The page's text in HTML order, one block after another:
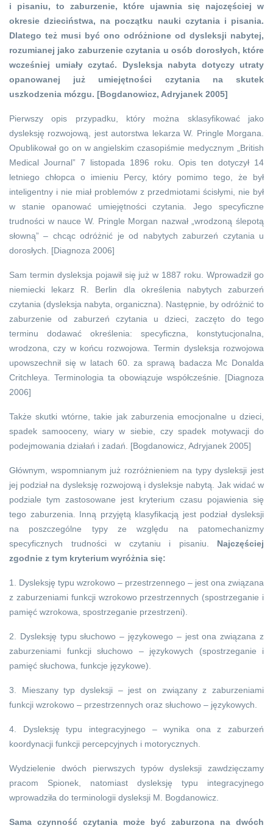
i pisaniu, to zaburzenie, które ujawnia się najczęściej w
okresie dzieciństwa, na początku nauki czytania i pisania.
Dlatego też musi być ono odróżnione od dysleksji nabytej,
rozumianej jako zaburzenie czytania u osób dorosłych, które
wcześniej umiały czytać. Dysleksja nabyta dotyczy utraty
opanowanej już umiejętności czytania na skutek
uszkodzenia mózgu. [Bogdanowicz, Adryjanek 2005]
Pierwszy opis przypadku, który można sklasyfikować jako
dysleksję rozwojową, jest autorstwa lekarza W. Pringle Morgana.
Opublikował go on w angielskim czasopiśmie medycznym „British
Medical Journal” 7 listopada 1896 roku. Opis ten dotyczył 14
letniego chłopca o imieniu Percy, który pomimo tego, że był
inteligentny i nie miał problemów z przedmiotami ścisłymi, nie był
w stanie opanować umiejętności czytania. Jego specyficzne
trudności w nauce W. Pringle Morgan nazwał „wrodzoną ślepotą
słowną” – chcąc odróżnić je od nabytych zaburzeń czytania u
dorosłych. [Diagnoza 2006]
Sam termin dysleksja pojawił się już w 1887 roku. Wprowadził go
niemiecki lekarz R. Berlin dla określenia nabytych zaburzeń
czytania (dysleksja nabyta, organiczna). Następnie, by odróżnić to
zaburzenie od zaburzeń czytania u dzieci, zaczęto do tego
terminu dodawać określenia: specyficzna, konstytucjonalna,
wrodzona, czy w końcu rozwojowa. Termin dysleksja rozwojowa
upowszechnił się w latach 60. za sprawą badacza Mc Donalda
Critchleya. Terminologia ta obowiązuje współcześnie. [Diagnoza
2006]
Także skutki wtórne, takie jak zaburzenia emocjonalne u dzieci,
spadek samooceny, wiary w siebie, czy spadek motywacji do
podejmowania działań i zadań. [Bogdanowicz, Adryjanek 2005]
Głównym, wspomnianym już rozróżnieniem na typy dysleksji jest
jej podział na dysleksję rozwojową i dysleksje nabytą. Jak widać w
podziale tym zastosowane jest kryterium czasu pojawienia się
tego zaburzenia. Inną przyjętą klasyfikacją jest podział dysleksji
na poszczególne typy ze względu na patomechanizmy
specyficznych trudności w czytaniu i pisaniu. Najczęściej
zgodnie z tym kryterium wyróżnia się:
1. Dysleksję typu wzrokowo – przestrzennego – jest ona związana
z zaburzeniami funkcji wzrokowo przestrzennych (spostrzeganie i
pamięć wzrokowa, spostrzeganie przestrzeni).
2. Dysleksję typu słuchowo – językowego – jest ona związana z
zaburzeniami funkcji słuchowo – językowych (spostrzeganie i
pamięć słuchowa, funkcje językowe).
3. Mieszany typ dysleksji – jest on związany z zaburzeniami
funkcji wzrokowo – przestrzennych oraz słuchowo – językowych.
4. Dysleksję typu integracyjnego – wynika ona z zaburzeń
koordynacji funkcji percepcyjnych i motorycznych.
Wydzielenie dwóch pierwszych typów dysleksji zawdzięczamy
pracom Spionek, natomiast dysleksję typu integracyjnego
wprowadziła do terminologii dysleksji M. Bogdanowicz.
Sama czynność czytania może być zaburzona na dwóch